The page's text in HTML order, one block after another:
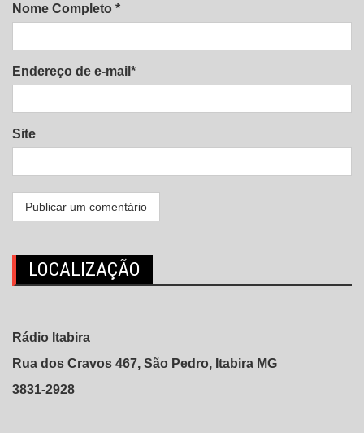
Nome Completo *
Endereço de e-mail*
Site
LOCALIZAÇÃO
Rádio Itabira
Rua dos Cravos 467, São Pedro, Itabira MG
3831-2928